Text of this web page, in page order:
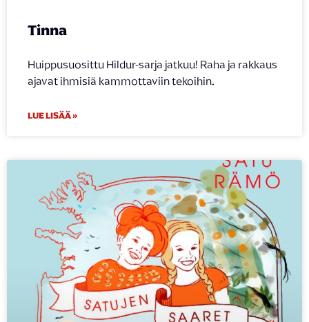
Tinna
Huippusuosittu Hildur-sarja jatkuu! Raha ja rakkaus
ajavat ihmisiä kammottaviin tekoihin.
LUE LISÄÄ »